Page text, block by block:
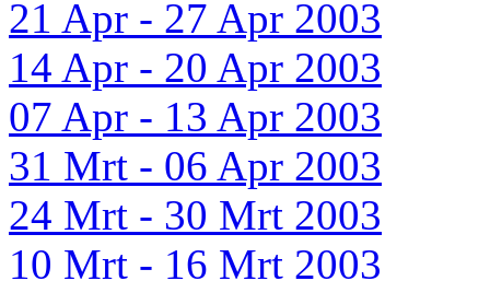
21 Apr - 27 Apr 2003
14 Apr - 20 Apr 2003
07 Apr - 13 Apr 2003
31 Mrt - 06 Apr 2003
24 Mrt - 30 Mrt 2003
10 Mrt - 16 Mrt 2003